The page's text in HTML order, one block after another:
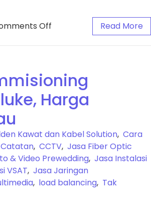
Off Read More
Harga
Kawat dan Kabel Solution, Cara
Catatan, CCTV, Jasa Fiber Optic
& Video Prewedding, Jasa Instalasi
VSAT, Jasa Jaringan
, load balancing, Tak